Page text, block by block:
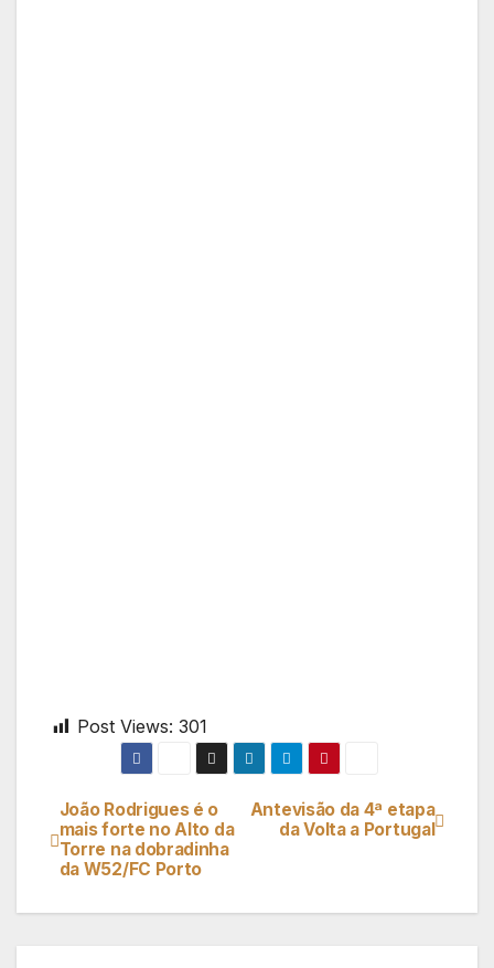
Post Views: 301
Navegação
de
artigos
Antevisão da 4ª etapa
da Volta a Portugal
João Rodrigues é o
mais forte no Alto da
Torre na dobradinha
da W52/FC Porto